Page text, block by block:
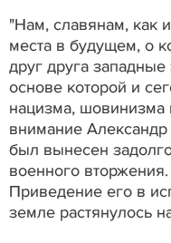
"Нам, славянам, как
места в будущем, о
друг друга
основе которой и
нацизма, шовинизма
внимание
был вынесен
военного
Приведение его в
земле растянулось